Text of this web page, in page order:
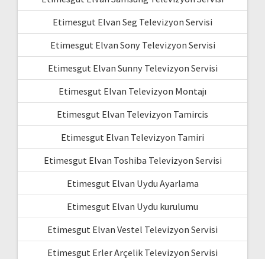
Etimesgut Elvan Seg Televizyon Servisi
Etimesgut Elvan Sony Televizyon Servisi
Etimesgut Elvan Sunny Televizyon Servisi
Etimesgut Elvan Televizyon Montajı
Etimesgut Elvan Televizyon Tamircis
Etimesgut Elvan Televizyon Tamiri
Etimesgut Elvan Toshiba Televizyon Servisi
Etimesgut Elvan Uydu Ayarlama
Etimesgut Elvan Uydu kurulumu
Etimesgut Elvan Vestel Televizyon Servisi
Etimesgut Erler Arçelik Televizyon Servisi